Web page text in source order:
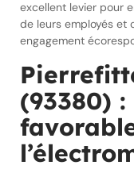
excellent levier pour
de leurs employés et
engagement
(93380)